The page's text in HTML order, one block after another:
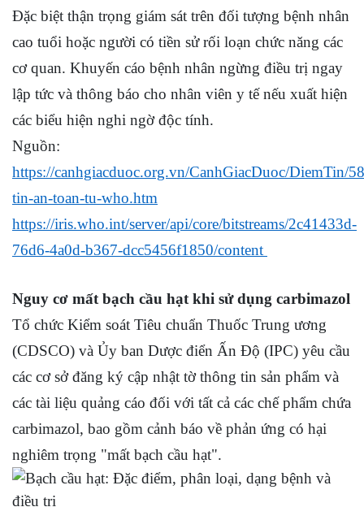
Đặc biệt thận trọng giám sát trên đối tượng bệnh nhân
cao tuổi hoặc người có tiền sử rối loạn chức năng các
cơ quan. Khuyến cáo bệnh nhân ngừng điều trị ngay
lập tức và thông báo cho nhân viên y tế nếu xuất hiện
các biểu hiện nghi ngờ độc tính.
Nguồn:
https://canhgiacduoc.org.vn/CanhGiacDuoc/DiemTin/
tin-an-toan-tu-who.htm
https://iris.who.int/server/api/core/bitstreams/2c41433d-
76d6-4a0d-b367-dcc5456f1850/content
Nguy cơ mất bạch cầu hạt khi sử dụng carbimazol
Tổ chức Kiểm soát Tiêu chuẩn Thuốc Trung ương
(CDSCO) và Ủy ban Dược điển Ấn Độ (IPC) yêu cầu
các cơ sở đăng ký cập nhật tờ thông tin sản phẩm và
các tài liệu quảng cáo đối với tất cả các chế phẩm chứa
carbimazol, bao gồm cảnh báo về phản ứng có hại
nghiêm trọng "mất bạch cầu hạt".